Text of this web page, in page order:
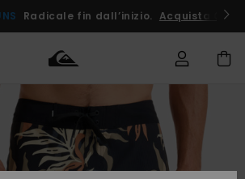
Radicale fin dall’inizio. Acquista Ora
Abbigliamento
Accessori
Abbigliamento
Accessori
Shop
Nuovi
Surf Shop
Uomo
Snow
Shop
Uomo
Outlet
Uomo
Accedi al tuo
ordine
Spedizione